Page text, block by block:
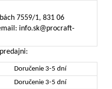
7559/1, 831 06
info.sk@procraft-
Doručenie 3-5 dní
Doručenie 3-5 dní